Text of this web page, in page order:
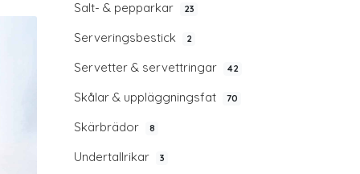
Salt- & pepparkar 23
Serveringsbestick 2
Servetter & servettringar 42
Skålar & uppläggningsfat 70
Skärbrädor 8
Undertallrikar 3